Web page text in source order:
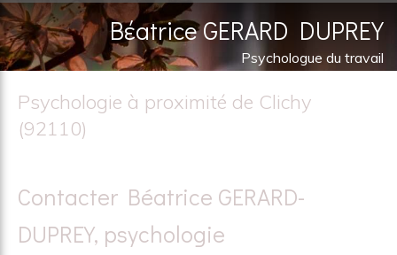
Bέatrice GERARD DUPREY
Psychologue du travail
Psychologie à proximité de Clichy
(92110)
Contacter Béatrice GERARD-
DUPREY, psychologie